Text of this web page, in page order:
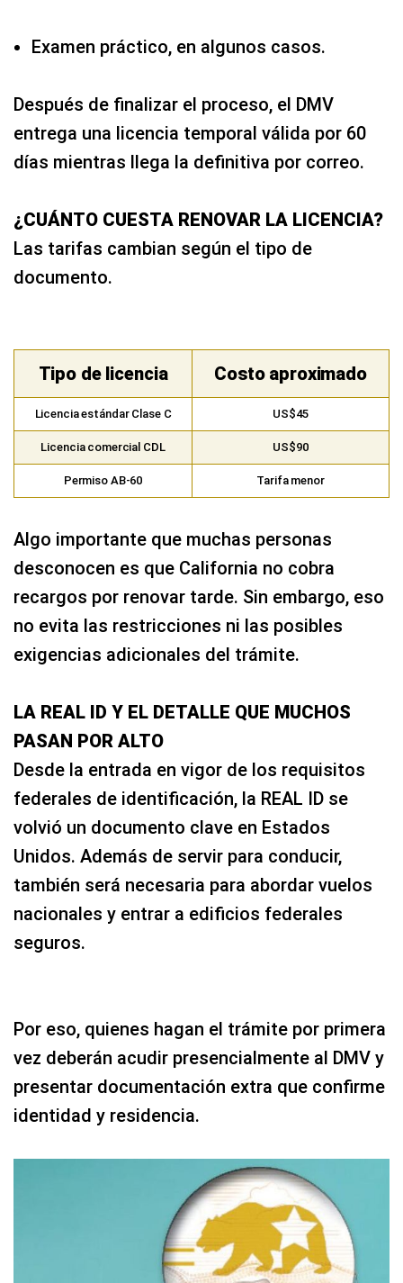
Examen práctico, en algunos casos.
Después de finalizar el proceso, el DMV
entrega una licencia temporal válida por 60
días mientras llega la definitiva por correo.
¿CUÁNTO CUESTA RENOVAR LA LICENCIA?
Las tarifas cambian según el tipo de
documento.
Tipo de licencia Costo aproximado
Licencia estándar Clase C US$45
Licencia comercial CDL US$90
Permiso AB-60 Tarifa menor
Algo importante que muchas personas
desconocen es que California no cobra
recargos por renovar tarde. Sin embargo, eso
no evita las restricciones ni las posibles
exigencias adicionales del trámite.
LA REAL ID Y EL DETALLE QUE MUCHOS
PASAN POR ALTO
Desde la entrada en vigor de los requisitos
federales de identificación, la REAL ID se
volvió un documento clave en Estados
Unidos. Además de servir para conducir,
también será necesaria para abordar vuelos
nacionales y entrar a edificios federales
seguros.
Por eso, quienes hagan el trámite por primera
vez deberán acudir presencialmente al DMV y
presentar documentación extra que confirme
identidad y residencia.